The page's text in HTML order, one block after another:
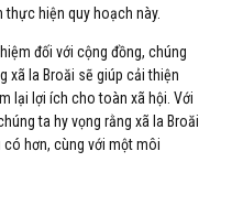
hiện quy hoạch này.
đối với cộng đồng, chúng
xã Ia Broăi sẽ giúp cải thiện
lại lợi ích cho toàn xã hội. Với
ta hy vọng rằng xã Ia Broăi
hơn, cùng với một môi